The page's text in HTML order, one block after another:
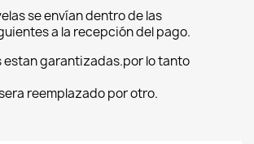
se envían dentro de las
a la recepción del pago.
estan garantizadas.por lo tanto
reemplazado por otro.